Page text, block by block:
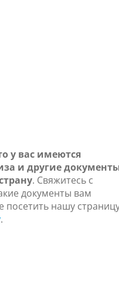
у вас имеются
и другие
. Свяжитесь с
документы вам
нашу
.